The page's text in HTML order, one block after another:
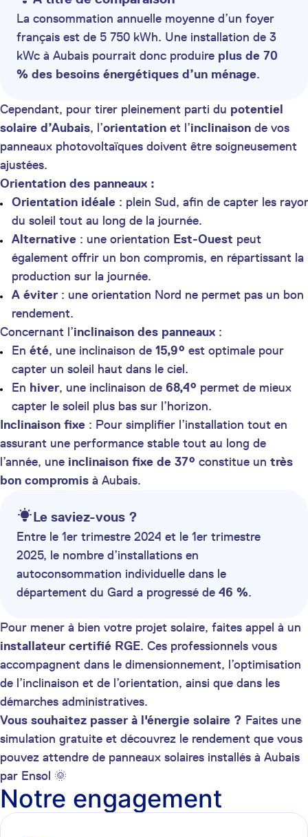
La consommation annuelle moyenne d’un foyer
français est de 5 750 kWh. Une installation de 3
kWc à Aubais pourrait donc produire plus de 70
% des besoins énergétiques d’un ménage.
Cependant, pour tirer pleinement parti du potentiel
solaire d’Aubais, l’orientation et l’inclinaison de vos
panneaux photovoltaïques doivent être soigneusement
ajustées.
Orientation des panneaux :
Orientation idéale : plein Sud, afin de capter les
du soleil tout au long de la journée.
Alternative : une orientation Est-Ouest peut
également offrir un bon compromis, en répartissant la
production sur la journée.
A éviter : une orientation Nord ne permet pas un bon
rendement.
Concernant l’inclinaison des panneaux :
En été, une inclinaison de 15,9° est optimale pour
capter un soleil haut dans le ciel.
En hiver, une inclinaison de 68,4° permet de mieux
capter le soleil plus bas sur l’horizon.
Inclinaison fixe : Pour simplifier l’installation tout en
assurant une performance stable tout au long de
l’année, une inclinaison fixe de 37° constitue un très
bon compromis à Aubais.
Le saviez-vous ?
Entre le 1er trimestre 2024 et le 1er trimestre
2025, le nombre d’installations en
autoconsommation individuelle dans le
département du Gard a progressé de 46 %.
Pour mener à bien votre projet solaire, faites appel à un
installateur certifié RGE. Ces professionnels vous
accompagnent dans le dimensionnement, l’optimisation
de l’inclinaison et de l’orientation, ainsi que dans les
démarches administratives.
Vous souhaitez passer à l'énergie solaire ? Faites une
simulation gratuite et découvrez le rendement que vous
pouvez attendre de panneaux solaires installés à Aubais
par Ensol 🌞
Notre engagement